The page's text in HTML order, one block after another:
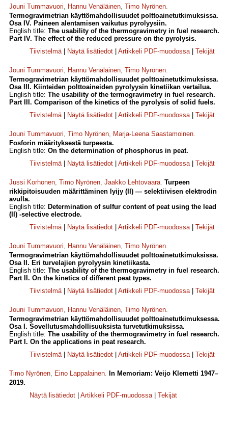
Jouni Tummavuori, Hannu Venäläinen, Timo Nyrönen.
Termogravimetrian käyttömahdollisuudet polttoainetutkimuksissa.
Osa IV. Paineen alentamisen vaikutus pyrolyysiin.
English title: The usability of the thermogravimetry in fuel research.
Part IV. The effect of the reduced pressure on the pyrolysis.
Tiivistelmä| Näytä lisätiedot Artikkeli PDF-muodossa| Tekijät
Jouni Tummavuori, Hannu Venäläinen, Timo Nyrönen.
Termogravimetrian käyttömahdollisuudet polttoainetutkimuksissa.
Osa III. Kiinteiden polttoaineiden pyrolyysin kinetiikan vertailua.
English title: The usability of the termogravimetry in fuel research.
Part III. Comparison of the kinetics of the pyrolysis of solid fuels.
Tiivistelmä| Näytä lisätiedot Artikkeli PDF-muodossa| Tekijät
Jouni Tummavuori, Timo Nyrönen, Marja-Leena Saastamoinen.
Fosforin määrityksestä turpeesta.
English title: On the determination of phosphorus in peat.
Tiivistelmä| Näytä lisätiedot Artikkeli PDF-muodossa| Tekijät
Jussi Korhonen, Timo Nyrönen, Jaakko Lehtovaara. Turpeen
rikkipitoisuuden määrittäminen lyijy (II) — selektiivisen elektrodin
avulla.
English title: Determination of sulfur content of peat using the lead
(II) -selective electrode.
Tiivistelmä| Näytä lisätiedot Artikkeli PDF-muodossa| Tekijät
Jouni Tummavuori, Hannu Venäläinen, Timo Nyrönen.
Termogravimetrian käyttömahdollisuudet polttoainetutkimuksissa.
Osa II. Eri turvelajien pyrolyysin kinetiikasta.
English title: The usability of the thermogravimetry in fuel research.
Part II. On the kinetics of different peat types.
Tiivistelmä| Näytä lisätiedot Artikkeli PDF-muodossa| Tekijät
Jouni Tummavuori, Hannu Venäläinen, Timo Nyrönen.
Termogravimetrian käyttömahdollisuudet polttoainetutkimuksessa.
Osa I. Sovellutusmahdollisuuksista turvetutkimuksissa.
English title: The usability of the thermogravimetry in fuel research.
Part I. On the applications in peat research.
Tiivistelmä| Näytä lisätiedot Artikkeli PDF-muodossa| Tekijät
Timo Nyrönen, Eino Lappalainen. In Memoriam: Veijo Klemetti 1947–
2019.
Näytä lisätiedot
Artikkeli PDF-muodossa| Tekijät